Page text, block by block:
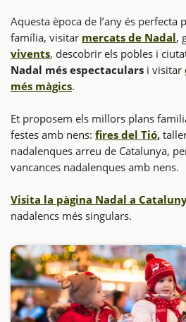
Aquesta època de l’any és perfecta
família, visitar mercats de Nadal,
vivents, descobrir els pobles i
Nadal més espectaculars i visitar
més màgics.
Et proposem els millors plans
festes amb nens: fires del Tió,
nadalenques arreu de Catalunya,
vancances nadalenques amb nens.
Visita la pàgina Nadal a
nadalencs més singulars.